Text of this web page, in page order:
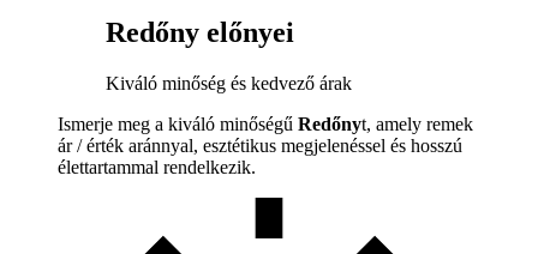
Redőny előnyei
Kiváló minőség és kedvező árak
Ismerje meg a kiváló minőségű Redőnyt, amely remek
ár / érték aránnyal, esztétikus megjelenéssel és hosszú
élettartammal rendelkezik.